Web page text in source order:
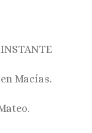
Macías.